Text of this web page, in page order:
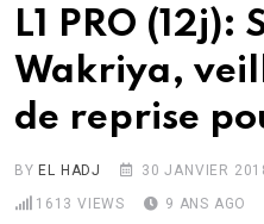
CLUB
L1 PRO (12j):
Wakriya,
de reprise
BYEL HADJ 30 JANVIER
1613 VIEWS 9 ANS AGO